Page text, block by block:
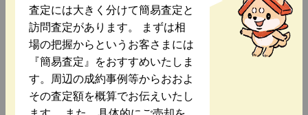
査定には大きく分けて簡易査定と
訪問査定があります。 まずは相
場の把握からというお客さまには
『簡易査定』をおすすめいたしま
す。周辺の成約事例等からおおよ
その査定額を概算でお伝えいたし